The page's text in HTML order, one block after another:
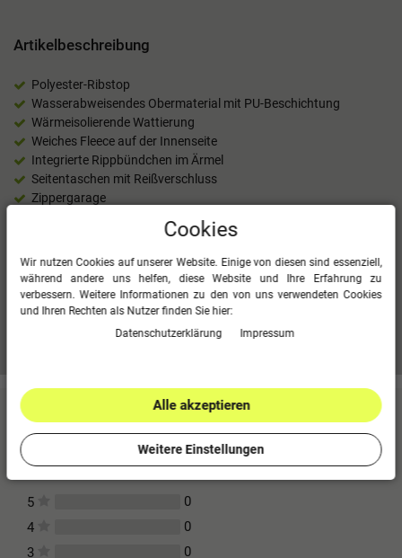
Artikelbeschreibung
Polyester-Ribstop
Wasserabweisendes Obermaterial mit PU-Beschichtung
Wärmeisolierende Wattierung
Weiches Fleece auf der Innenseite
Integrierte Rippbündchen im Ärmel
Seitentaschen mit Reißverschluss
Zippergarage
Innenfutter: 100 % Polyester
Mehr Informationen zum EU Verantwortlichen »
Kundenbewertungen (0)
Für diesen Artikel erfolgte leider noch keine
5
0
4
0
3
0
Cookies
Wir nutzen Cookies auf unserer Website. Einige von diesen sind essenziell,
während andere uns helfen, diese Website und Ihre Erfahrung zu
verbessern. Weitere Informationen zu den von uns verwendeten Cookies
und Ihren Rechten als Nutzer finden Sie hier:
Daten­schutz­erklärung
Impressum
Alle akzeptieren
Weitere Einstellungen